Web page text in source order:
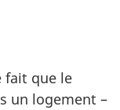
fait que le
un logement –